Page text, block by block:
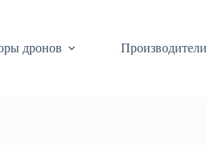
дронов Производители